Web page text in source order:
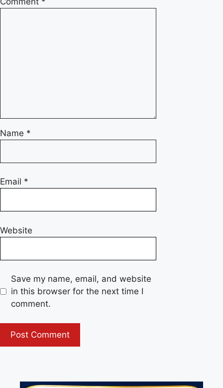
Name *
Email *
Website
Save my name, email, and website
in this browser for the next time I
comment.